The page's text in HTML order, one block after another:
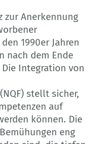
zur Anerkennung
1990er Jahren
nach dem Ende
Integration von
stellt sicher,
auf
können. Die
eng